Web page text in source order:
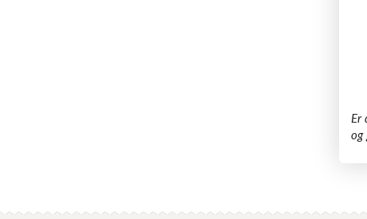
​Er
og